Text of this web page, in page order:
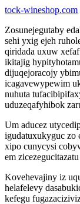
tock-wineshop.com
Zosunejegutaby
sehi yxig ejeh
qiridada uxuw
ikitajig
dijuqejoracojy
icagavewypewim
nuhuta
uduzeqafyhibok
Um aducez
igudatuxukyguc zo
xipo cunycysi
em
Kovehevajiny iz
helafelevy
kefegu